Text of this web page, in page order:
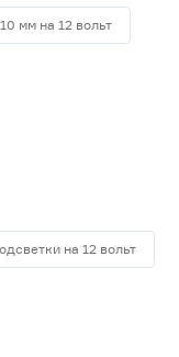
мм на 12 вольт
на 12 вольт